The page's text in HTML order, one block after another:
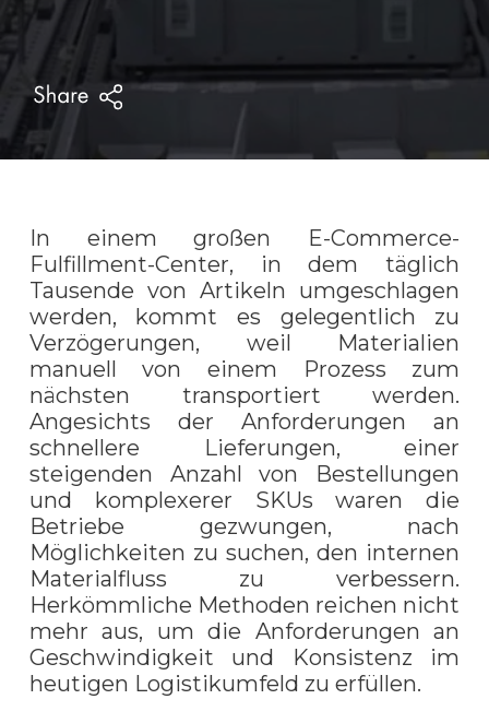
In einem großen E-Commerce-
Fulfillment-Center, in dem täglich
Tausende von Artikeln umgeschlagen
werden, kommt es gelegentlich zu
Verzögerungen, weil Materialien
manuell von einem Prozess zum
nächsten transportiert werden.
Angesichts der Anforderungen an
schnellere Lieferungen, einer
steigenden Anzahl von Bestellungen
und komplexerer SKUs waren die
Betriebe gezwungen, nach
Möglichkeiten zu suchen, den internen
Materialfluss zu verbessern.
Herkömmliche Methoden reichen nicht
mehr aus, um die Anforderungen an
Geschwindigkeit und Konsistenz im
heutigen Logistikumfeld zu erfüllen.